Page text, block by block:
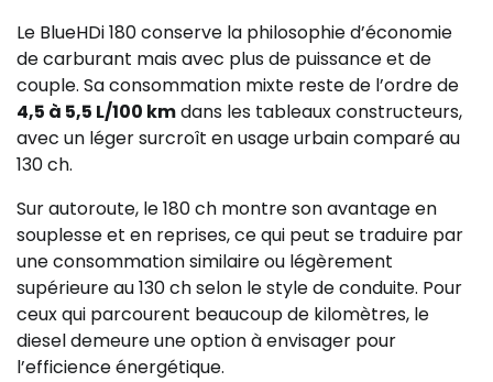
Le BlueHDi 180 conserve la philosophie d’économie
de carburant mais avec plus de puissance et de
couple. Sa consommation mixte reste de l’ordre de
4,5 à 5,5 L/100 kmdans les tableaux constructeurs,
avec un léger surcroît en usage urbain comparé au
130 ch.
Sur autoroute, le 180 ch montre son avantage en
souplesse et en reprises, ce qui peut se traduire par
une consommation similaire ou légèrement
supérieure au 130 ch selon le style de conduite. Pour
ceux qui parcourent beaucoup de kilomètres, le
diesel demeure une option à envisager pour
l’efficience énergétique.